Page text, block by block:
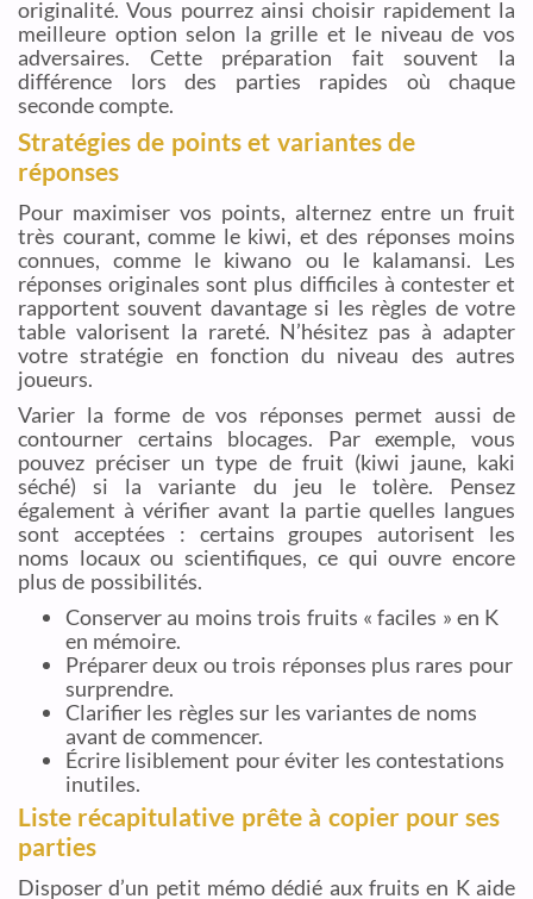
originalité. Vous pourrez ainsi choisir rapidement la
meilleure option selon la grille et le niveau de vos
adversaires. Cette préparation fait souvent la
différence lors des parties rapides où chaque
seconde compte.
Stratégies de points et variantes de
réponses
Pour maximiser vos points, alternez entre un fruit
très courant, comme le kiwi, et des réponses moins
connues, comme le kiwano ou le kalamansi. Les
réponses originales sont plus difficiles à contester et
rapportent souvent davantage si les règles de votre
table valorisent la rareté. N’hésitez pas à adapter
votre stratégie en fonction du niveau des autres
joueurs.
Varier la forme de vos réponses permet aussi de
contourner certains blocages. Par exemple, vous
pouvez préciser un type de fruit (kiwi jaune, kaki
séché) si la variante du jeu le tolère. Pensez
également à vérifier avant la partie quelles langues
sont acceptées : certains groupes autorisent les
noms locaux ou scientifiques, ce qui ouvre encore
plus de possibilités.
Conserver au moins trois fruits « faciles » en K
en mémoire.
Préparer deux ou trois réponses plus rares pour
surprendre.
Clarifier les règles sur les variantes de noms
avant de commencer.
Écrire lisiblement pour éviter les contestations
inutiles.
Liste récapitulative prête à copier pour ses
parties
Disposer d’un petit mémo dédié aux fruits en K aide